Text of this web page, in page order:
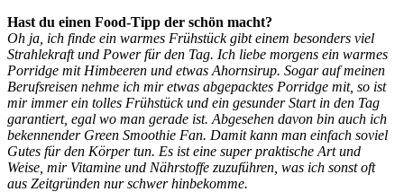
Hast du einen Food-Tipp der schön macht?
Oh ja, ich finde ein warmes Frühstück gibt einem besonders viel
Strahlekraft und Power für den Tag. Ich liebe morgens ein warmes
Porridge mit Himbeeren und etwas Ahornsirup. Sogar auf meinen
Berufsreisen nehme ich mir etwas abgepacktes Porridge mit, so ist
mir immer ein tolles Frühstück und ein gesunder Start in den Tag
garantiert, egal wo man gerade ist. Abgesehen davon bin auch ich
bekennender Green Smoothie Fan. Damit kann man einfach soviel
Gutes für den Körper tun. Es ist eine super praktische Art und
Weise, mir Vitamine und Nährstoffe zuzuführen, was ich sonst oft
aus Zeitgründen nur schwer hinbekomme.